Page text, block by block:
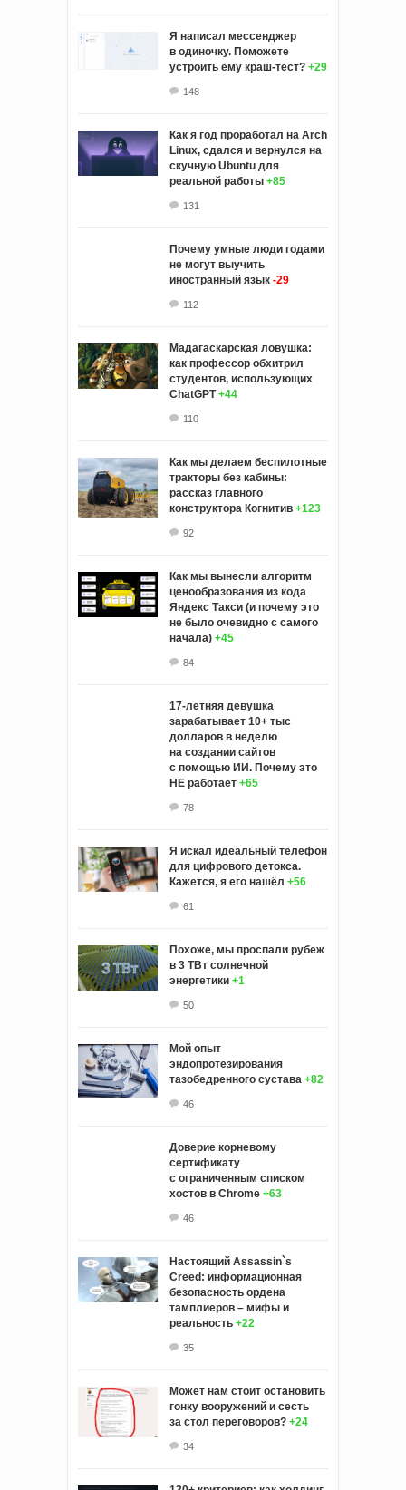
Я написал мессенджер
в одиночку. Поможете
устроить ему краш‑тест? +29
148
Как я год проработал на Arch
Linux, сдался и вернулся на
скучную Ubuntu для
реальной работы +85
131
Почему умные люди годами
не могут выучить
иностранный язык -29
112
Мадагаскарская ловушка:
как профессор обхитрил
студентов, использующих
ChatGPT +44
110
Как мы делаем беспилотные
тракторы без кабины:
рассказ главного
конструктора Когнитив +123
92
Как мы вынесли алгоритм
ценообразования из кода
Яндекс Такси (и почему это
не было очевидно с самого
начала) +45
84
17-летняя девушка
зарабатывает 10+ тыс
долларов в неделю
на создании сайтов
с помощью ИИ. Почему это
НЕ работает +65
78
Я искал идеальный телефон
для цифрового детокса.
Кажется, я его нашёл +56
61
Похоже, мы проспали рубеж
в 3 ТВт солнечной
энергетики +1
50
Мой опыт
эндопротезирования
тазобедренного сустава +82
46
Доверие корневому
сертификату
с ограниченным списком
хостов в Chrome +63
46
Настоящий Assassin`s
Creed: информационная
безопасность ордена
тамплиеров – мифы и
реальность +22
35
Может нам стоит остановить
гонку вооружений и сесть
за стол переговоров? +24
34